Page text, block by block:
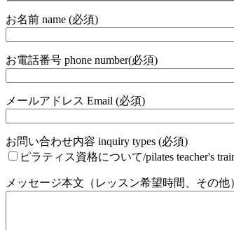
お名前 name (必須)
お電話番号 phone number(必須)
メールアドレス Email (必須)
お問い合わせ内容 inquiry types (必須)
ピラティス資格について/pilates teacher's
メッセージ本文（レッスン希望時間、その他